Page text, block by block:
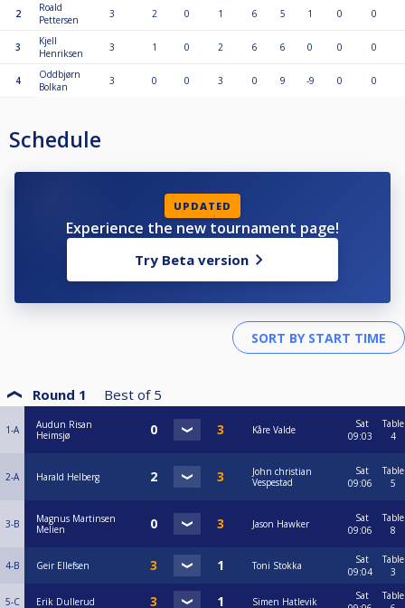
2
Roald
Pettersen
3 2 0 1 6 5 1 0 0
3
Kjell
Henriksen
3 1 0 2 6 6 0 0 0
4
Oddbjørn
Bolkan
3 0 0 3 0 9 -9 0 0
Schedule
UPDATED
Experience the new tournament page!
Try Beta version
Round 1 Best of 5
1-A
Audun Risan
Heimsjø
Kåre Valde
Sat
09:03
Table
4
2-A Harald Helberg
John christian
Vespestad
Sat
09:06
Table
5
3-B
Magnus Martinsen
Melien
Jason Hawker
Sat
09:06
Table
8
4-B Geir Ellefsen Toni Stokka
Sat
09:04
Table
3
5-C Erik Dullerud Simen Hatlevik
Sat
Table